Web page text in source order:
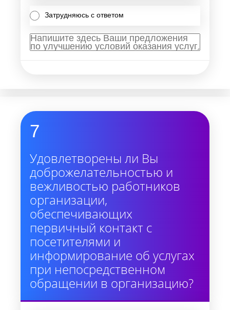
Затрудняюсь с ответом
7
Удовлетворены ли Вы
доброжелательностью и
вежливостью работников
организации,
обеспечивающих
первичный контакт с
посетителями и
информирование об услугах
при непосредственном
обращении в организацию?